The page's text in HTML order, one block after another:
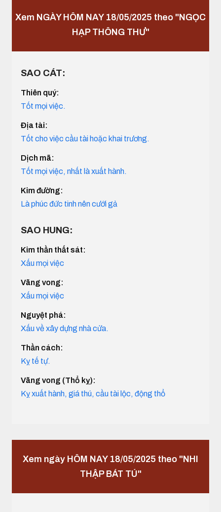
Xem NGÀY HÔM NAY 18/05/2025 theo "NGỌC
HẠP THÔNG THƯ"
SAO CÁT:
Thiên quý:
Tốt mọi việc.
Địa tài:
Tốt cho việc cầu tài hoặc khai trương.
Dịch mã:
Tốt mọi việc, nhất là xuất hành.
Kim đường:
Là phúc đức tinh nên cưới gả
SAO HUNG:
Kim thần thất sát:
Xấu mọi việc
Vãng vong:
Xấu mọi việc
Nguyệt phá:
Xấu về xây dựng nhà cửa.
Thần cách:
Kỵ tế tự.
Vãng vong (Thổ kỵ):
Kỵ xuất hành, giá thú, cầu tài lộc, động thổ
Xem ngày HÔM NAY 18/05/2025 theo "NHI
THẬP BÁT TÚ"